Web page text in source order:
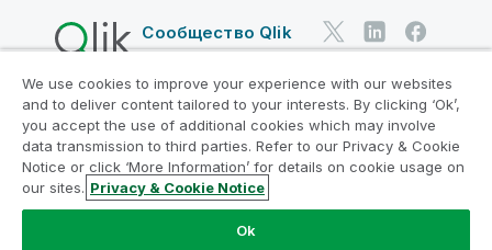
Сообщество Qlik
Юридические соглашения
Условия использования продуктов
Legal Policies
Юридические положения
Условия использования
Товарные знаки
Do Not Share My Info
© QlikTech International AB, 1993-2026. Все права
We use cookies to improve your experience with our websites
and to deliver content tailored to your interests. By clicking ‘Ok’,
you accept the use of additional cookies which may involve
data transmission to third parties. Refer to our Privacy & Cookie
Notice or click ‘More Information’ for details on cookie usage on
our sites. Privacy & Cookie Notice
Ok